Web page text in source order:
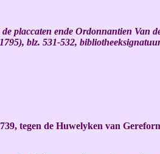
placcaten ende Ordonnantien Van
blz. 531-532,
tegen de Huwelyken van